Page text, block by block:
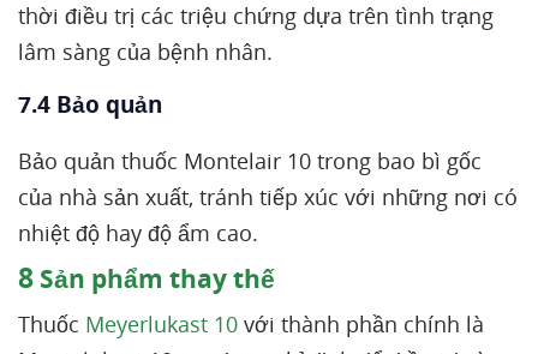
thời điều trị các triệu chứng dựa trên tình trạng
lâm sàng của bệnh nhân.
7.4 Bảo quản
Bảo quản thuốc Montelair 10 trong bao bì gốc
của nhà sản xuất, tránh tiếp xúc với những nơi có
nhiệt độ hay độ ẩm cao.
8 Sản phẩm thay thế
Thuốc Meyerlukast 10 với thành phần chính là